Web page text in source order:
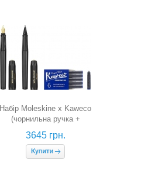
Набір Moleskine x Kaweco
(чорнильна ручка +
кулькова ручка + набір
синіх картриджів, чорний)
3645 грн.